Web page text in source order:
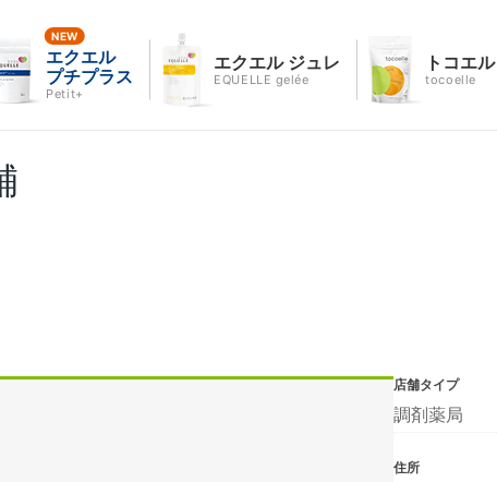
エクエル
プチプラス
Petit+
エクエル ジュレ
EQUELLE gelée
トコエル
tocoelle
店舗タイプ
調剤薬局
住所